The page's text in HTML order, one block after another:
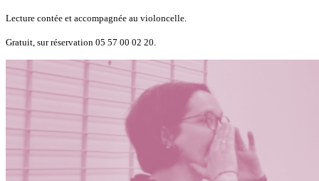
Lecture contée et accompagnée au violoncelle.
Gratuit, sur réservation 05 57 00 02 20.